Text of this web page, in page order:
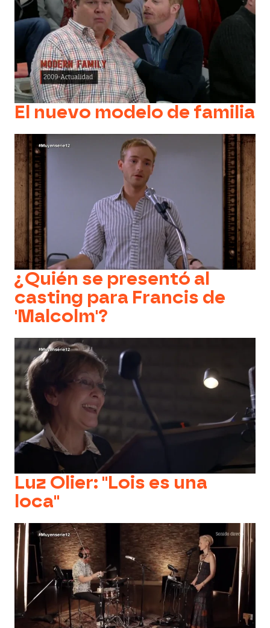
El nuevo modelo de familia
¿Quién se presentó al
casting para Francis de
'Malcolm'?
Luz Olier: "Lois es una
loca"